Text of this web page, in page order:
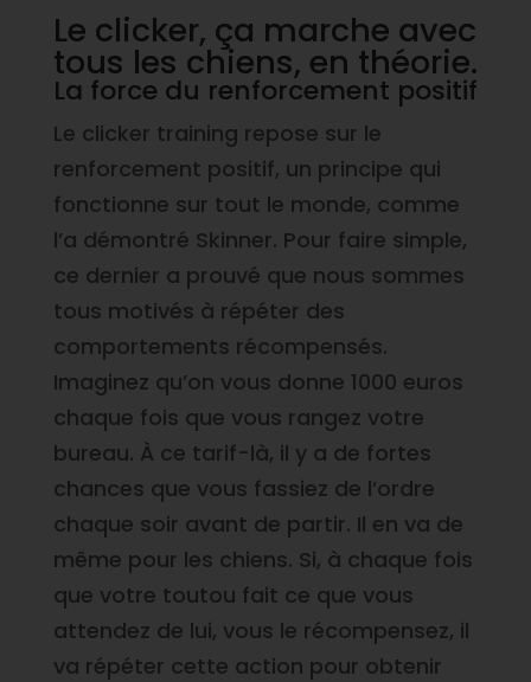
Le clicker, ça marche avec
tous les chiens, en théorie.
La force du renforcement positif
Le clicker training repose sur le
renforcement positif, un principe qui
fonctionne sur tout le monde, comme
l’a démontré Skinner. Pour faire simple,
ce dernier a prouvé que nous sommes
tous motivés à répéter des
comportements récompensés.
Imaginez qu’on vous donne 1000 euros
chaque fois que vous rangez votre
bureau. À ce tarif-là, il y a de fortes
chances que vous fassiez de l’ordre
chaque soir avant de partir. Il en va de
même pour les chiens. Si, à chaque fois
que votre toutou fait ce que vous
attendez de lui, vous le récompensez, il
va répéter cette action pour obtenir